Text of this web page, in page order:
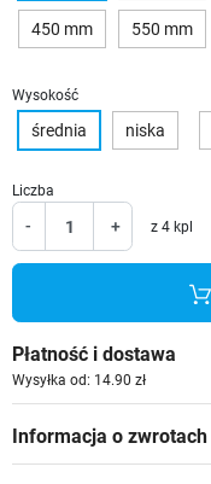
450 mm 550 mm
Wysokość
średnia niska
Liczba
- + z 4 kpl
Płatność i dostawa
Wysyłka od: 14.90 zł
Informacja o zwrotach